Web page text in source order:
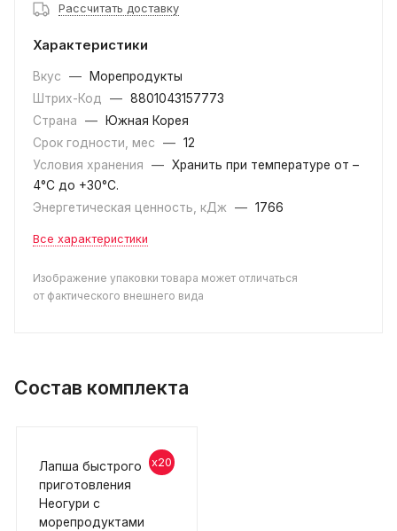
Рассчитать доставку
Характеристики
Вкус —
Морепродукты
Штрих-Код
— 8801043157773
Страна
—
Южная Корея
Срок годности, мес
— 12
Условия хранения
— Хранить при температуре от –
4°С до +30°C.
Энергетическая ценность, кДж
— 1766
Все характеристики
Изображение упаковки товара может отличаться
от фактического внешнего вида
Состав комплекта
x20
Лапша быстрого
приготовления
Неогури с
морепродуктами